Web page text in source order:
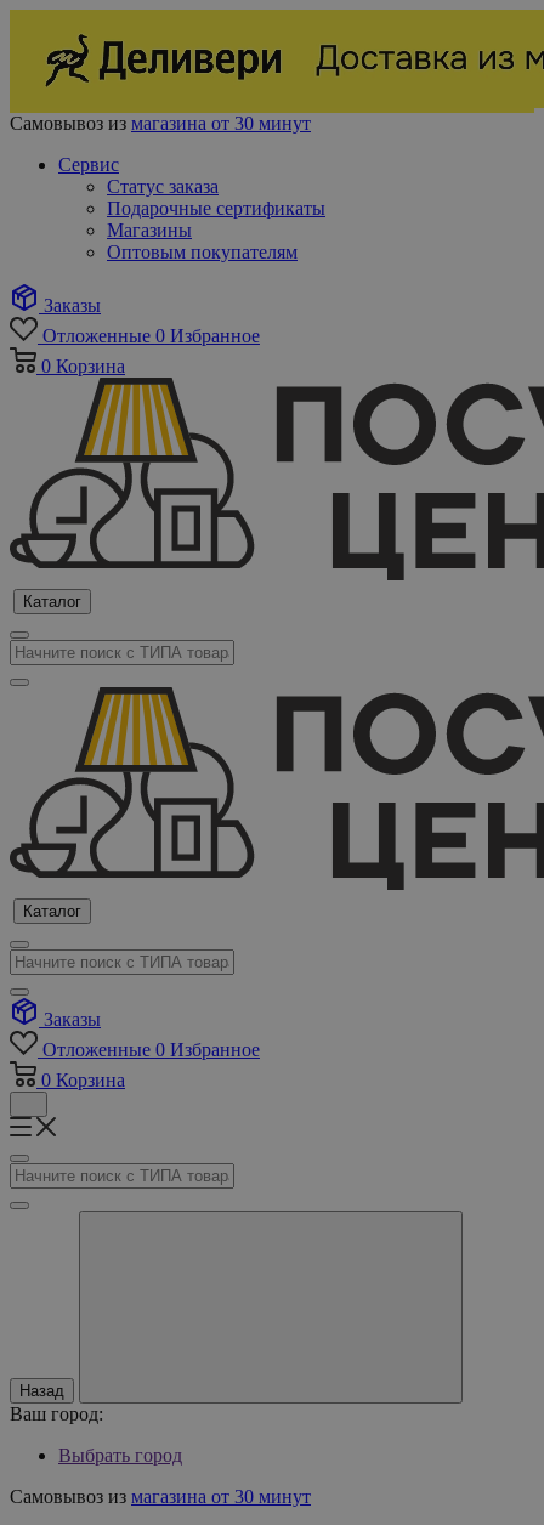
Самовывоз из магазина от 30 минут
Сервис
Статус заказа
Подарочные сертификаты
Магазины
Оптовым покупателям
Заказы
Отложенные 0 Избранное
0 Корзина
Каталог
Каталог
Заказы
Отложенные 0 Избранное
0 Корзина
Назад
Ваш город:
Выбрать город
Самовывоз из магазина от 30 минут